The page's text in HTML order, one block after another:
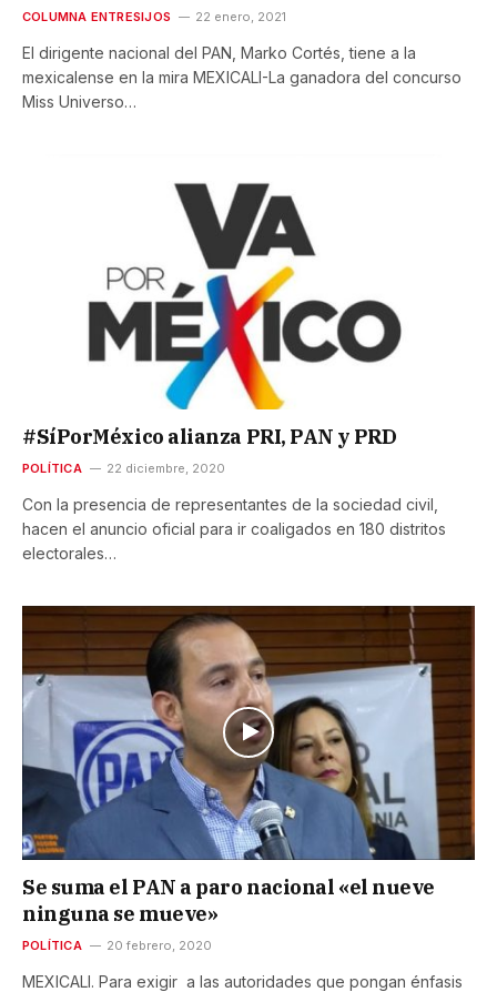
COLUMNA ENTRESIJOS 22 enero, 2021
El dirigente nacional del PAN, Marko Cortés, tiene a la
mexicalense en la mira MEXICALI-La ganadora del concurso
Miss Universo…
#SíPorMéxico alianza PRI, PAN y PRD
POLÍTICA 22 diciembre, 2020
Con la presencia de representantes de la sociedad civil,
hacen el anuncio oficial para ir coaligados en 180 distritos
electorales…
Se suma el PAN a paro nacional «el nueve
ninguna se mueve»
POLÍTICA 20 febrero, 2020
MEXICALI. Para exigir a las autoridades que pongan énfasis